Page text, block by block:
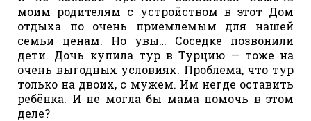
моим родителям с устройством в этот Дом
отдыха по очень приемлемым для нашей
семьи ценам. Но увы… Соседке позвонили
дети. Дочь купила тур в Турцию — тоже на
очень выгодных условиях. Проблема, что тур
только на двоих, с мужем. Им негде оставить
ребёнка. И не могла бы мама помочь в этом
деле?